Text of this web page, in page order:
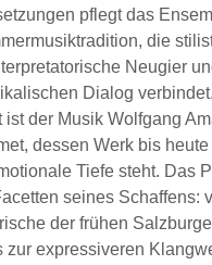
pflegt das
die
Neugier
Dialog verbindet.
ist der Musik Wolfgang
dessen Werk bis
Tiefe steht. Das
seines Schaffens:
der frühen
zur expressiveren